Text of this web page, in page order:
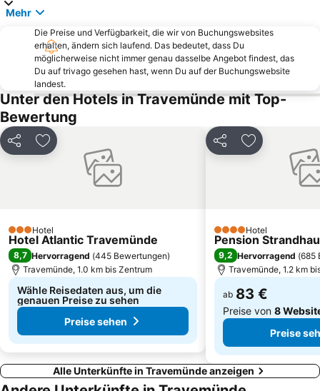
Tarnewitz
Kücknitz
NDR 2 Silvester on the Beach
Wendorf
Seehof
Schlutup
Lankow
Sea Life Timmendorfer Strand Marktplatz Eutin
St Jürgen
Redewisch
Alter Leuchtturm Travemünde
Dieksee
St. Georgen
Boltenhäger Seebrücke
Alter Schwede
Mehr
Die Preise und Verfügbarkeit, die wir von Buchungswebsites
erhalten, ändern sich laufend. Das bedeutet, dass Du
möglicherweise nicht immer genau dasselbe Angebot findest, das
Du auf trivago gesehen hast, wenn Du auf der Buchungswebsite
landest.
Unter den Hotels in Travemünde mit Top-
Bewertung
Teilen Zu Favoriten hinzufügen
3 Sterne
Hotel
Hotel Atlantic Travemünde
8,7 Hervorragend (445 Bewertungen)
Travemünde, 1.0 km bis Zentrum
Wähle Reisedaten aus, um die
genauen Preise zu sehen
Preise sehen
Teilen Zu Favoriten
4 SterneHotel
Pension
9,2 Hervorragend (685
Travemünde, 1.2 km
ab 83 €
Preise von 8
Preise
Alle Unterkünfte in Travemünde anzeigen